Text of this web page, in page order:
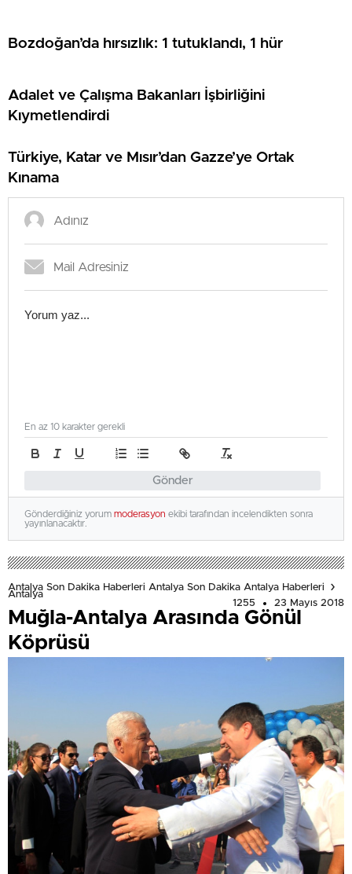
Bozdoğan’da hırsızlık: 1 tutuklandı, 1 hür
Adalet ve Çalışma Bakanları İşbirliğini
Kıymetlendirdi
Türkiye, Katar ve Mısır’dan Gazze’ye Ortak
Kınama
Gönder
En az 10 karakter gerekli
Gönderdiğiniz yorum moderasyon ekibi tarafından incelendikten sonra
yayınlanacaktır.
Antalya Son Dakika Haberleri Antalya Son Dakika Antalya Haberleri
Antalya
1255
23 Mayıs 2018
Muğla-Antalya Arasında Gönül
Köprüsü